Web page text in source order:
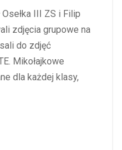
III ZS i Filip
zdjęcia grupowe na
do zdjęć
Mikołajkowe
dla każdej klasy,